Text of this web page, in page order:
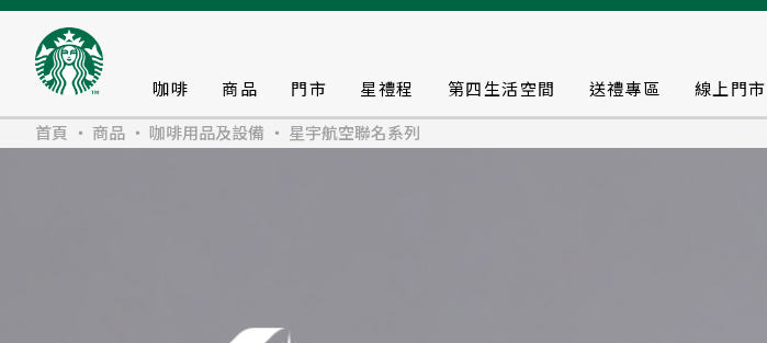
咖啡 商品 門市 星禮程 第四生活空間 送禮專區 線上門市
首頁
商品 咖啡用品及設備 星宇航空聯名系列